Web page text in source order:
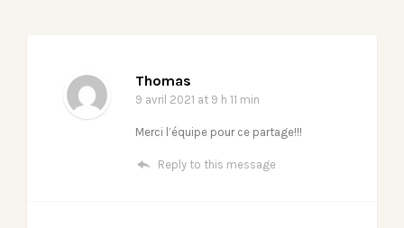
Thomas
9 avril 2021 at 9 h 11 min
Merci l’équipe pour ce partage!!!
Reply to this message